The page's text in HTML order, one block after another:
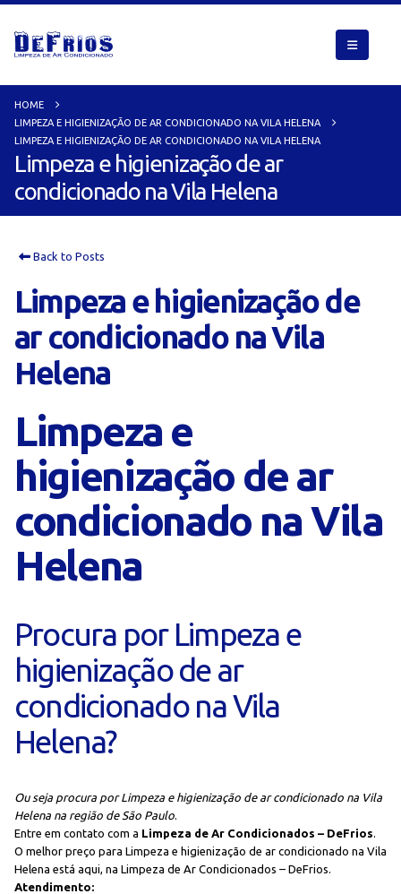
HOME
LIMPEZA E HIGIENIZAÇÃO DE AR CONDICIONADO NA VILA HELENA
LIMPEZA E HIGIENIZAÇÃO DE AR CONDICIONADO NA VILA HELENA
Limpeza e higienização de ar
condicionado na Vila Helena
Back to Posts
Limpeza e higienização de
ar condicionado na Vila
Helena
Limpeza e
higienização de ar
condicionado na Vila
Helena
Procura por Limpeza e
higienização de ar
condicionado na Vila
Helena?
Ou seja procura por Limpeza e higienização de ar condicionado na Vila
Helena na região de São Paulo.
Entre em contato com a Limpeza de Ar Condicionados – DeFrios.
O melhor preço para Limpeza e higienização de ar condicionado na Vila
Helena está aqui, na Limpeza de Ar Condicionados – DeFrios.
Atendimento: